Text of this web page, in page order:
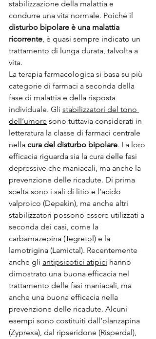
stabilizzazione della malattia e
condurre una vita normale. Poiché il
disturbo bipolare è una malattia
ricorrente, è quasi sempre indicato un
trattamento di lunga durata, talvolta a
vita.
La terapia farmacologica si basa su più
categorie di farmaci a seconda della
fase di malattia e della risposta
individuale. Gli stabilizzatori del tono
dell’umore sono tuttavia considerati in
letteratura la classe di farmaci centrale
nella cura del disturbo bipolare. La loro
efficacia riguarda sia la cura delle fasi
depressive che maniacali, ma anche la
prevenzione delle ricadute. Di prima
scelta sono i sali di litio e l’acido
valproico (Depakin), ma anche altri
stabilizzatori possono essere utilizzati a
seconda dei casi, come la
carbamazepina (Tegretol) e la
lamotrigina (Lamictal). Recentemente
anche gli antipsicotici atipici hanno
dimostrato una buona efficacia nel
trattamento delle fasi maniacali, ma
anche una buona efficacia nella
prevenzione delle ricadute. Alcuni
esempi sono costituiti dall’olanzapina
(Zyprexa), dal ripseridone (Risperdal),